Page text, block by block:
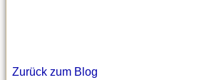
Zurück zum Blog